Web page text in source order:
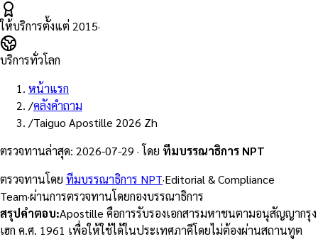
ให้บริการตั้งแต่ 2015·
บริการทั่วโลก
หน้าแรก
/คลังคำถาม
/Taiguo Apostille 2026 Zh
ตรวจทานล่าสุด: 2026-07-29 · โดย ทีมบรรณาธิการ NPT
ตรวจทานโดย ทีมบรรณาธิการ NPT·Editorial & Compliance
Team·ผ่านการตรวจทานโดยกองบรรณาธิการ
สรุปคำตอบ:Apostille คือการรับรองเอกสารมหาชนตามอนุสัญญากรุง
เฮก ค.ศ. 1961 เพื่อให้ใช้ได้ในประเทศภาคีโดยไม่ต้องผ่านสถานทูต